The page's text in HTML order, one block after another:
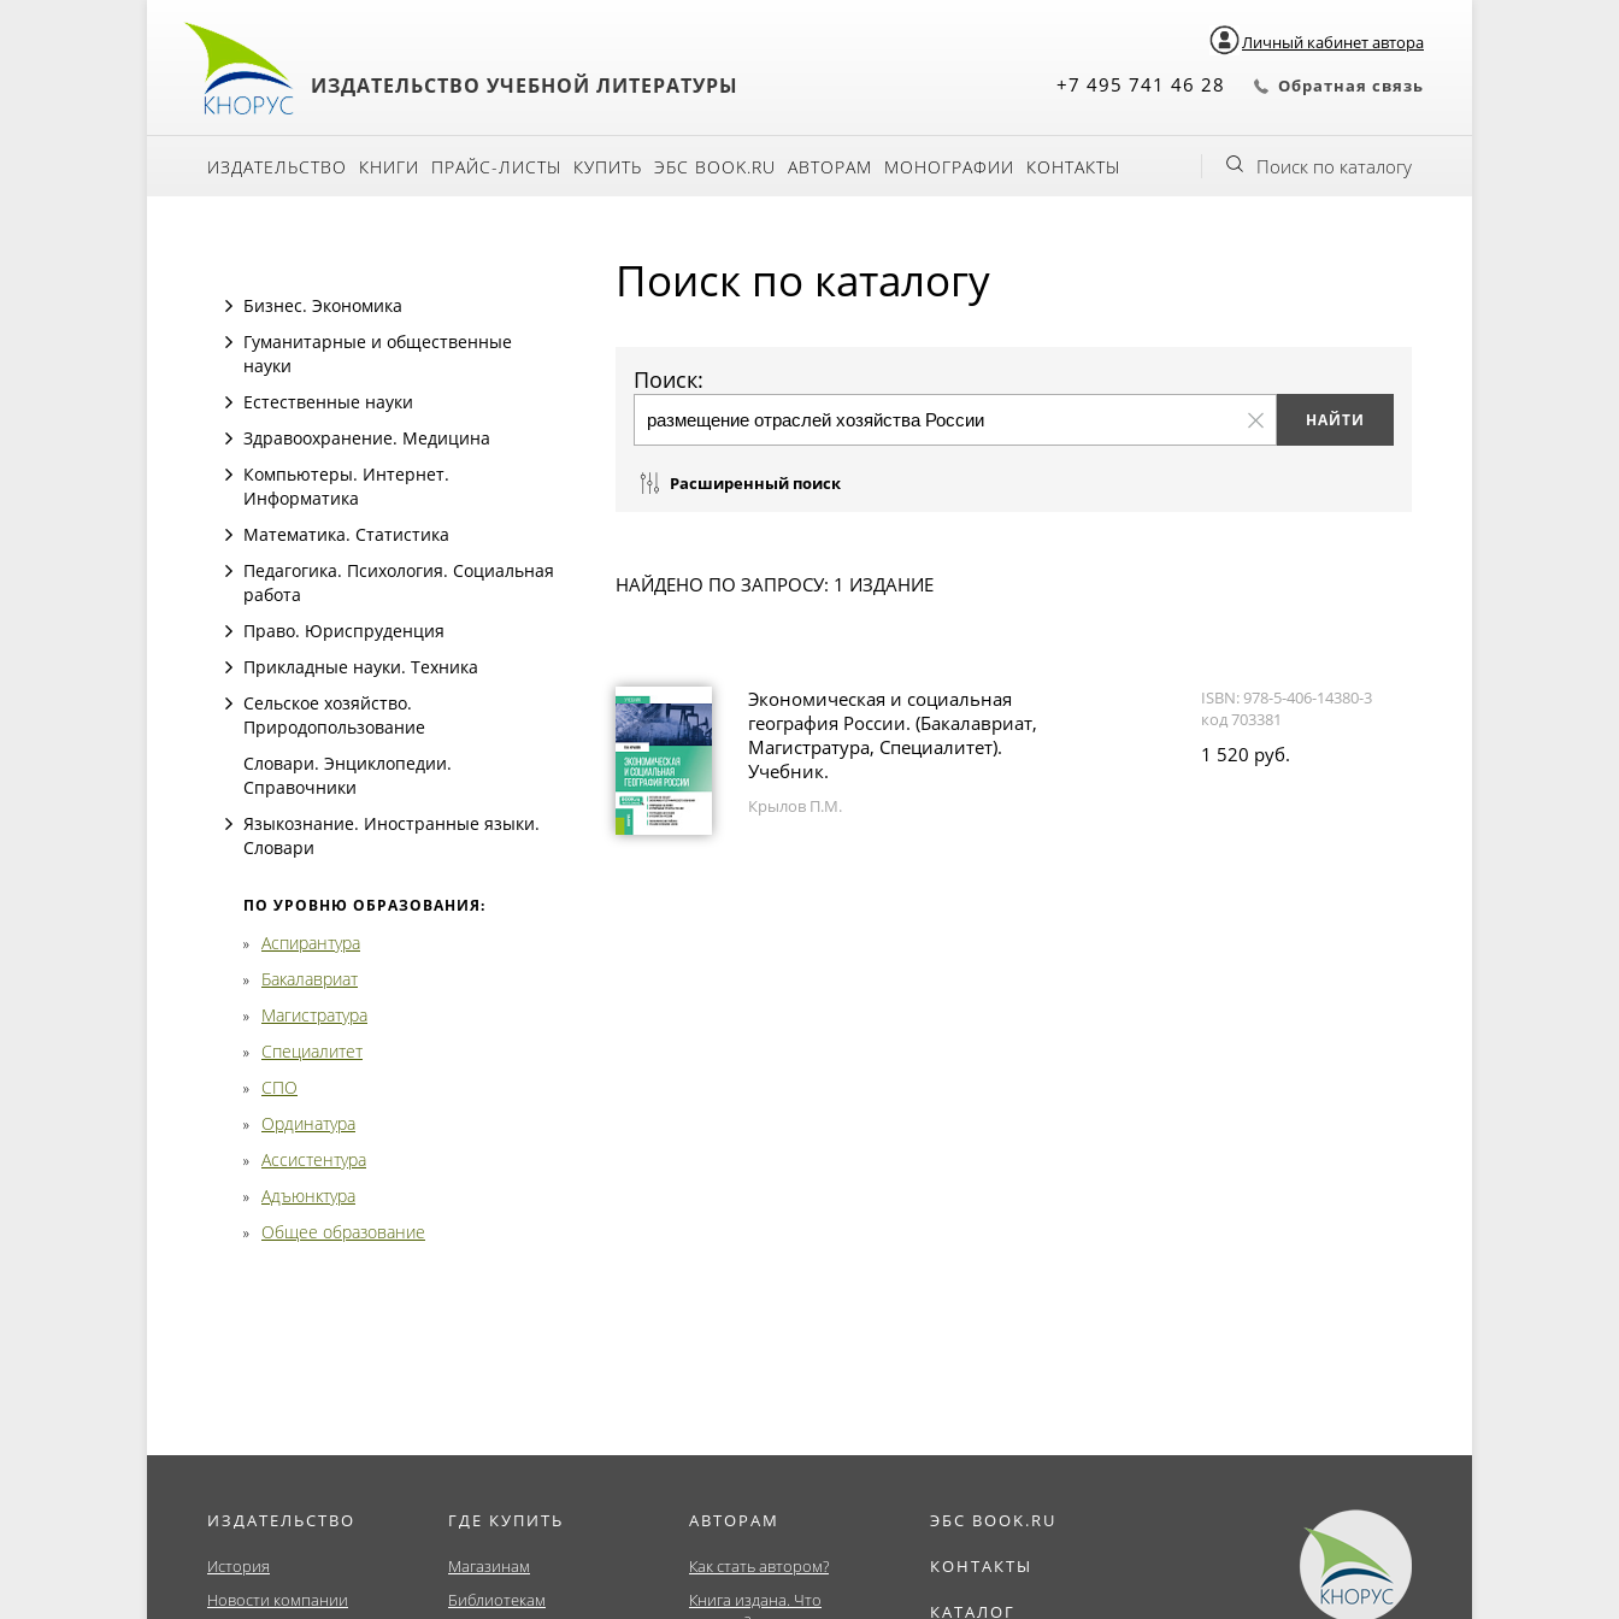
Личный кабинет автора
ИЗДАТЕЛЬСТВО УЧЕБНОЙ ЛИТЕРАТУРЫ +7 495 741 46 28 Обратная связь
ИЗДАТЕЛЬСТВО КНИГИ ПРАЙС-ЛИСТЫ КУПИТЬ ЭБС BOOK.RU АВТОРАМ МОНОГРАФИИ КОНТАКТЫ Поиск по каталогу
Бизнес. Экономика
Гуманитарные и общественные
науки
Естественные науки
Здравоохранение. Медицина
Компьютеры. Интернет.
Информатика
Математика. Статистика
Педагогика. Психология. Социальная
работа
Право. Юриспруденция
Прикладные науки. Техника
Сельское хозяйство.
Природопользование
Словари. Энциклопедии.
Справочники
Языкознание. Иностранные языки.
Словари
ПО УРОВНЮ ОБРАЗОВАНИЯ:
Аспирантура
Бакалавриат
Магистратура
Специалитет
СПО
Ординатура
Ассистентура
Адъюнктура
Общее образование
Поиск по каталогу
Поиск:
Расширенный поиск
НАЙДЕНО ПО ЗАПРОСУ: 1 ИЗДАНИЕ
Экономическая и социальная
география России. (Бакалавриат,
Магистратура, Специалитет).
Учебник.
Крылов П.М.
ISBN: 978-5-406-14380-3
код 703381
1 520 руб.
ИЗДАТЕЛЬСТВО
История
Новости компании
ГДЕ КУПИТЬ
Магазинам
Библиотекам
АВТОРАМ
Как стать автором?
Книга издана. Что
ЭБС BOOK.RU
КОНТАКТЫ
КАТАЛОГ